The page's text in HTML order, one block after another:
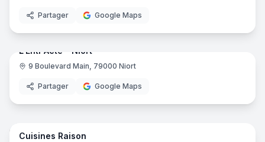
Partager Google Maps
Brasserie
L'Entr'Acte - Niort
9 Boulevard Main, 79000 Niort
Partager Google Maps
Cuisiniste
5
Cuisines Raison